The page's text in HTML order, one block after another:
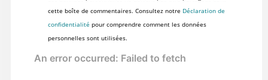
cette boîte de commentaires. Consultez notre Déclaration de
confidentialité pour comprendre comment les données
personnelles sont utilisées.